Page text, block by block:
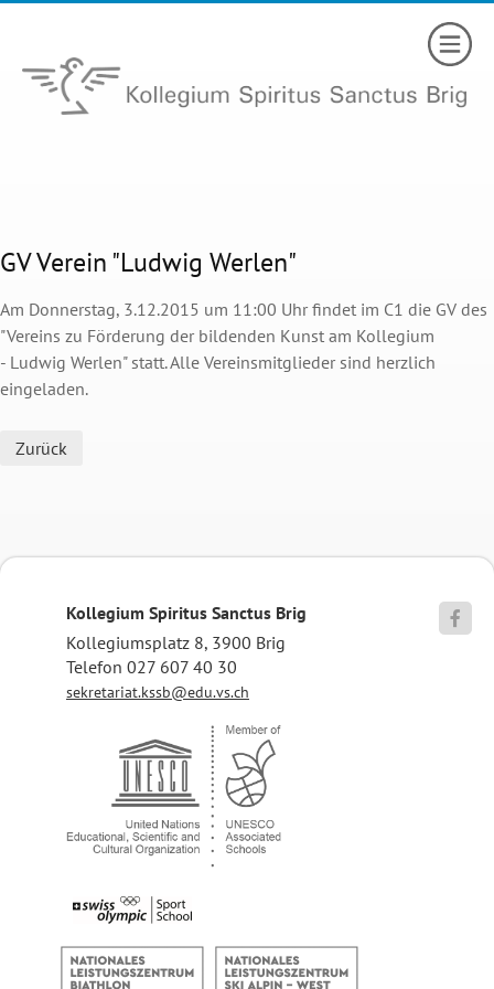
GV Verein "Ludwig Werlen"
Am Donnerstag, 3.12.2015 um 11:00 Uhr findet im C1 die GV des
"Vereins zu Förderung der bildenden Kunst am Kollegium
- Ludwig Werlen" statt. Alle Vereinsmitglieder sind herzlich
eingeladen.
Zurück
Kollegium Spiritus Sanctus Brig
Kollegiumsplatz 8, 3900 Brig
Telefon 027 607 40 30
sekretariat.kssb@edu.vs.ch
